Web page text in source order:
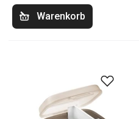
Warenkorb